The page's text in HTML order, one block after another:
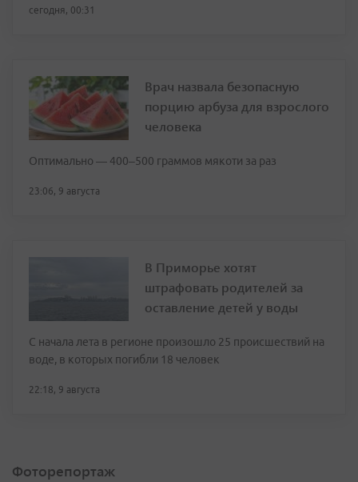
сегодня, 00:31
Врач назвала безопасную
порцию арбуза для взрослого
человека
Оптимально — 400–500 граммов мякоти за раз
23:06, 9 августа
В Приморье хотят
штрафовать родителей за
оставление детей у воды
С начала лета в регионе произошло 25 происшествий на
воде, в которых погибли 18 человек
22:18, 9 августа
Фоторепортаж